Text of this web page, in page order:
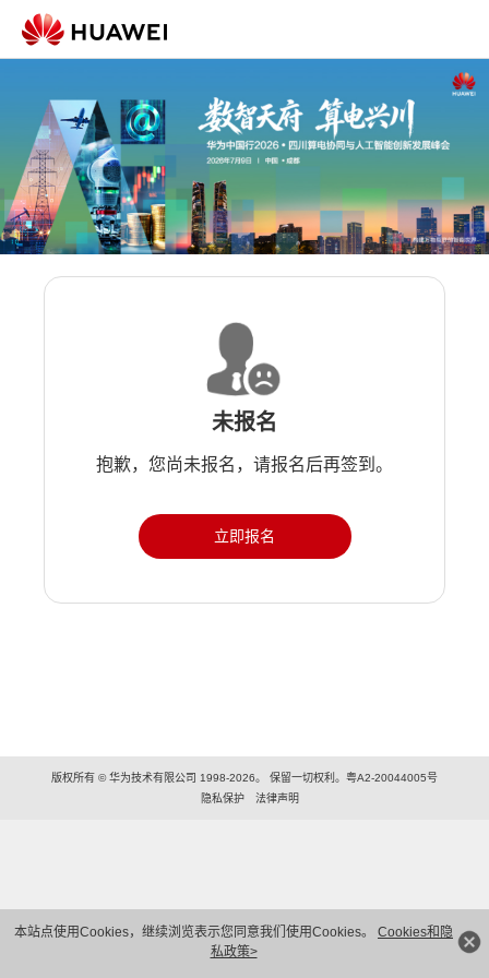
本站点使用Cookies，继续浏览表示您同意我们使用Cookies。 Cookies和隐
私政策>
未报名
抱歉，您尚未报名，请报名后再签到。
立即报名
版权所有 © 华为技术有限公司 1998-2026。 保留一切权利。粤A2-20044005号
隐私保护
法律声明